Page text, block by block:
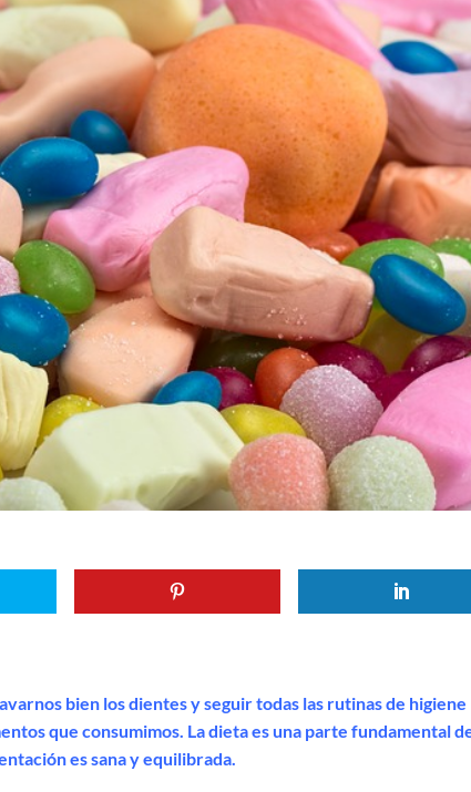
bien los dientes y seguir todas las rutinas de higiene
que consumimos. La dieta es una parte fundamental
es sana y equilibrada.